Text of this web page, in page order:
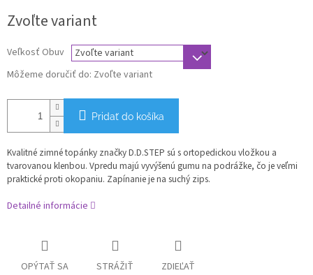
cena:
Zvoľte variant
Veľkosť Obuv
Môžeme doručiť do: Zvoľte variant
Pridať do košíka
Kvalitné zimné topánky značky D.D.STEP sú s ortopedickou vložkou a
tvarovanou klenbou. Vpredu majú vyvýšenú gumu na podrážke, čo je veľmi
praktické proti okopaniu. Zapínanie je na suchý zips.
Detailné informácie
OPÝTAŤ SA STRÁŽIŤ ZDIEĽAŤ